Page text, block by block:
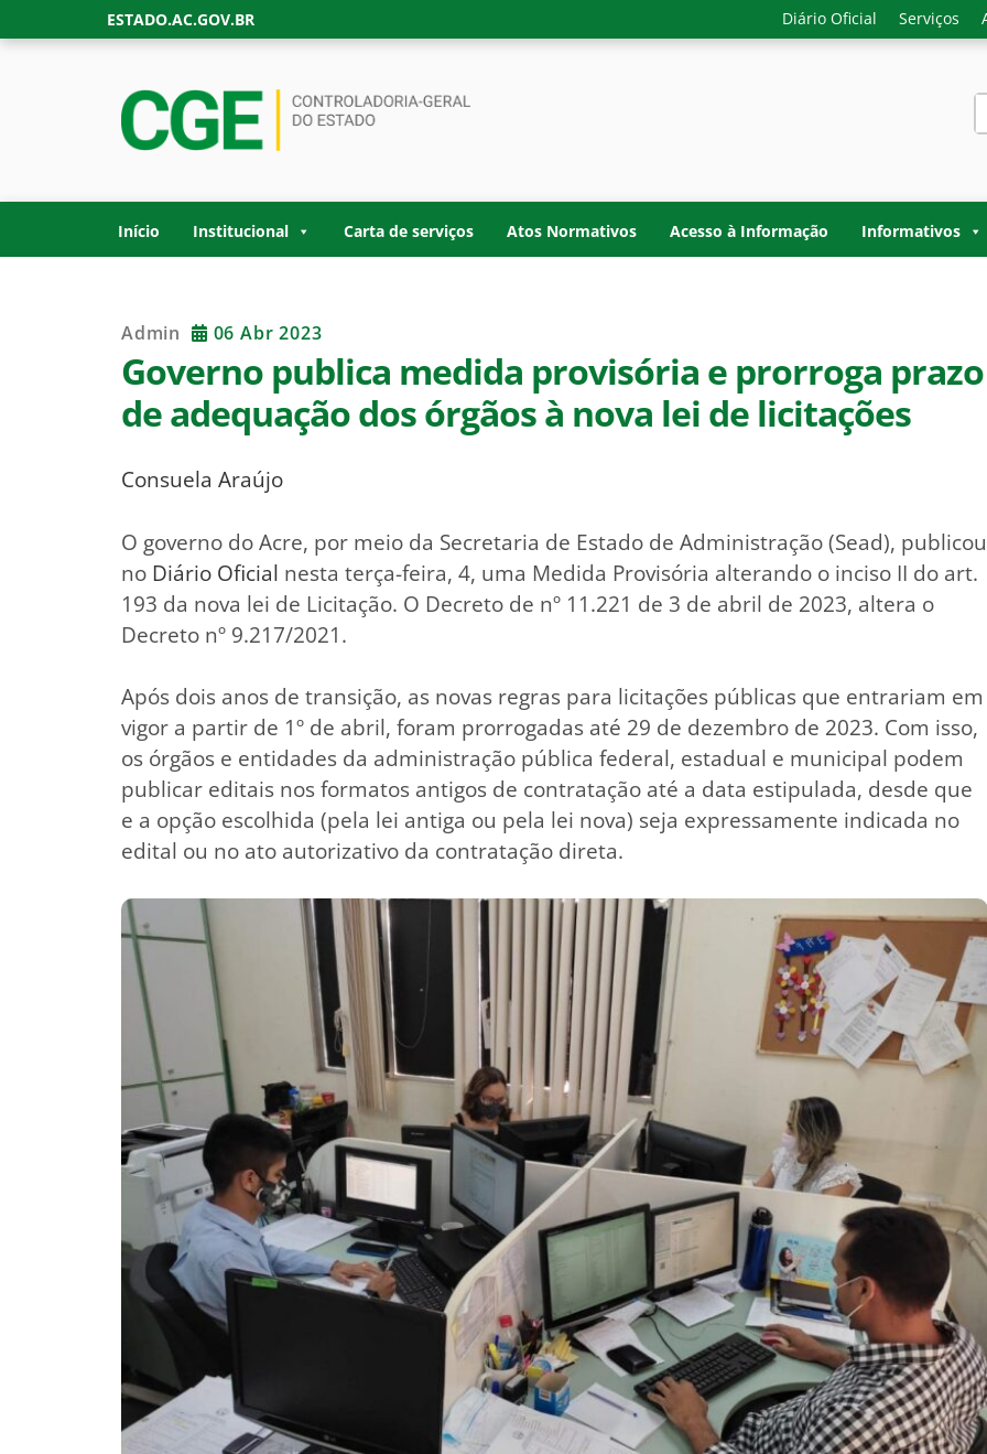
to
ESTADO.AC.GOV.BR Diário Oficial Serviços
GOVERNO DO ESTADO DO ACRE
Início Institucional Carta de serviços Atos Normativos Acesso à Informação Informativos
Admin 06 Abr 2023
Governo publica medida provisória e prorroga prazo
de adequação dos órgãos à nova lei de licitações
Consuela Araújo
O governo do Acre, por meio da Secretaria de Estado de Administração (Sead), publicou
no Diário Oficial nesta terça-feira, 4, uma Medida Provisória alterando o inciso II do art.
193 da nova lei de Licitação. O Decreto de nº 11.221 de 3 de abril de 2023, altera o
Decreto nº 9.217/2021.
Após dois anos de transição, as novas regras para licitações públicas que entrariam em
vigor a partir de 1º de abril, foram prorrogadas até 29 de dezembro de 2023. Com isso,
os órgãos e entidades da administração pública federal, estadual e municipal podem
publicar editais nos formatos antigos de contratação até a data estipulada, desde que
e a opção escolhida (pela lei antiga ou pela lei nova) seja expressamente indicada no
edital ou no ato autorizativo da contratação direta.